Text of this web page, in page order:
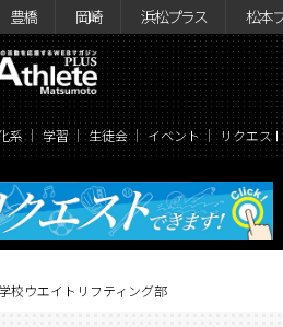
豊橋 岡崎 浜松プラス 松本
系 学習 生徒会 イベント リクエス
校ウエイトリフティング部